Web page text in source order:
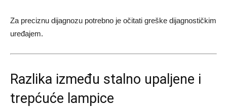
Za preciznu dijagnozu potrebno je očitati greške dijagnostičkim
uređajem.
Razlika između stalno upaljene i
trepćuće lampice